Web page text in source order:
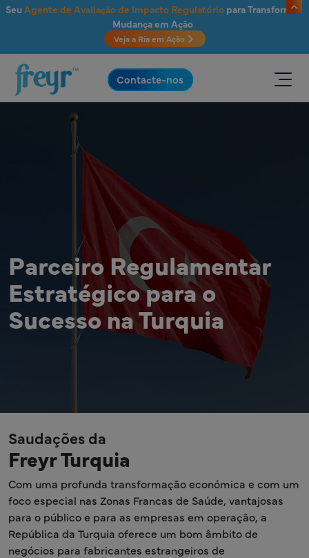
Saltar para o conteúdo principal
Seu Agente de Avaliação de Impacto Regulatóriopara Transformar
Mudança em Ação
Veja a Ria em Ação
.
Contacte-nos
Parceiro Regulamentar
Estratégico para o
Sucesso na Turquia
Saudações da
Freyr Turquia
Com uma profunda transformação económica e com um
foco especial nas Zonas Francas de Saúde, vantajosas
para o público e para as empresas em operação, a
República da Turquia oferece um bom âmbito de
negócios para fabricantes estrangeiros de